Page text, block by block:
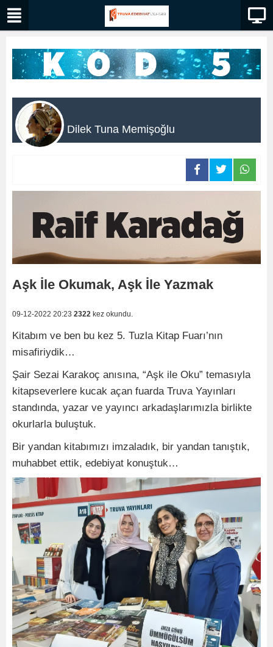
Dilek Tuna Memişoğlu
Aşk İle Okumak, Aşk İle Yazmak
09-12-2022 20:23 2322 kez okundu.
Kitabım ve ben bu kez 5. Tuzla Kitap Fuarı’nın
misafiriydik…
Şair Sezai Karakoç anısına, “Aşk ile Oku” temasıyla
kitapseverlere kucak açan fuarda Truva Yayınları
standında, yazar ve yayıncı arkadaşlarımızla birlikte
okurlarla buluştuk.
Bir yandan kitabımızı imzaladık, bir yandan tanıştık,
muhabbet ettik, edebiyat konuştuk…